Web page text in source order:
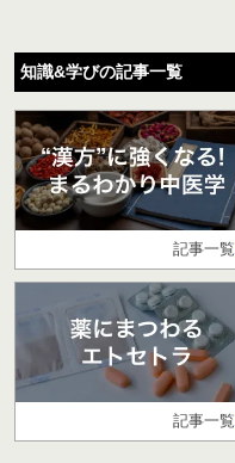
知識&学びの記事一覧
記事一覧
記事一覧